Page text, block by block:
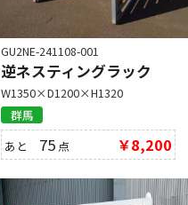
GU2NE-241108-001
逆ネスティングラック
W1350×D1200×H1320
群馬
あと 75 点 ￥8,200